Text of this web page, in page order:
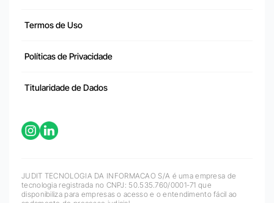
Termos de Uso
Políticas de Privacidade
Titularidade de Dados
JUDIT TECNOLOGIA DA INFORMACAO S/A é uma empresa de
tecnologia registrada no CNPJ: 50.535.760/0001-71 que
disponibiliza para empresas o acesso e o entendimento fácil ao